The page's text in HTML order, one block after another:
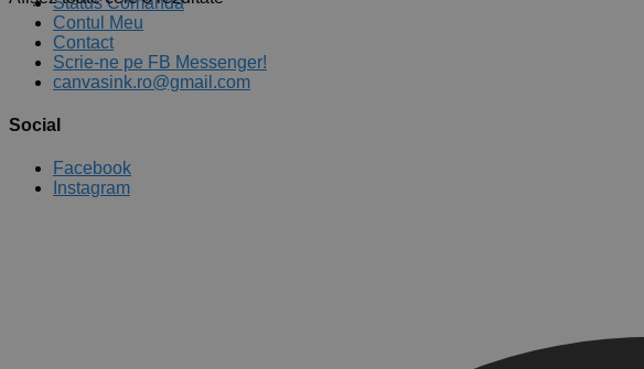
Contul Meu
Contact
Scrie-ne pe FB Messenger!
canvasink.ro@gmail.com
Social
Facebook
Instagram